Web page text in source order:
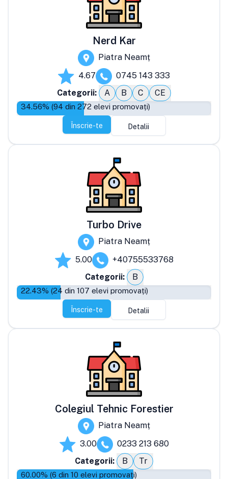
Nerd Kar
Piatra Neamț
4.67
0745 143 333
Categorii:
A B C CE
34.56% (94 din 272 elevi promovați)
Înscrie-te Detalii
Turbo Drive
Piatra Neamț
5.00
+40755533768
Categorii:
B
22.43% (24 din 107 elevi promovați)
Înscrie-te Detalii
Colegiul Tehnic Forestier
Piatra Neamț
3.00
0233 213 680
Categorii:
B Tr
60.00% (6 din 10 elevi promovați)